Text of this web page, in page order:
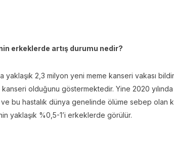
erkeklerde artış durumu nedir?
yaklaşık 2,3 milyon yeni meme kanseri vakası
olduğunu göstermektedir. Yine 2020
bu hastalık dünya genelinde ölüme sebep olan
yaklaşık %0,5-1’i erkeklerde görülür.